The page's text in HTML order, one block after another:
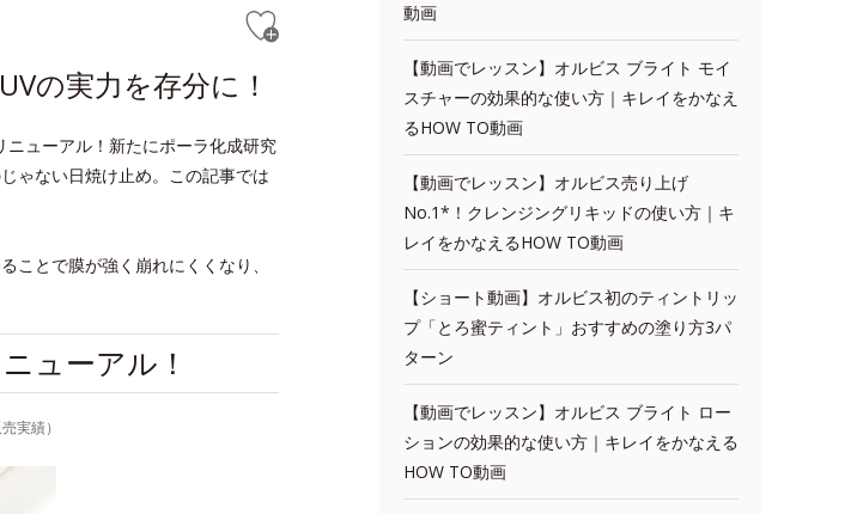
の実力を存分に！
ューアル！新たにポーラ化成研究
ゃない日焼け止め。この記事では
とで膜が強く崩れにくくなり、
ューアル！
実績）
動画
【動画でレッスン】オルビス ブライト モイ
スチャーの効果的な使い方｜キレイをかなえ
るHOW TO動画
【動画でレッスン】オルビス売り上げ
No.1*！クレンジングリキッドの使い方｜キ
レイをかなえるHOW TO動画
【ショート動画】オルビス初のティントリッ
プ「とろ蜜ティント」おすすめの塗り方3パ
ターン
【動画でレッスン】オルビス ブライト ロー
ションの効果的な使い方｜キレイをかなえる
HOW TO動画